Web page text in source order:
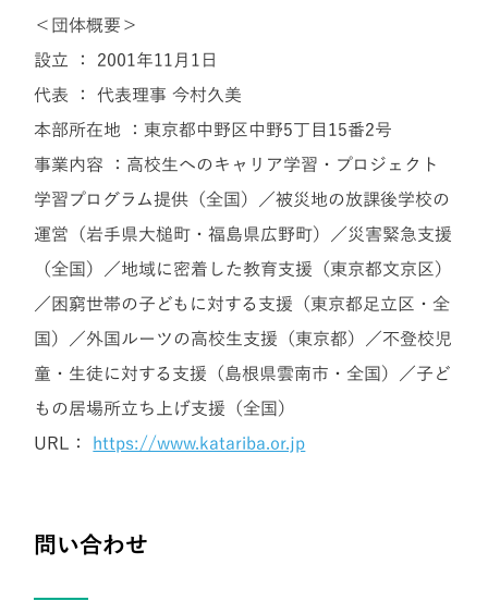
＜団体概要＞
設立 ： 2001年11月1日
代表 ： 代表理事 今村久美
本部所在地 ：東京都中野区中野5丁目15番2号
事業内容 ：高校生へのキャリア学習・プロジェクト
学習プログラム提供（全国）／被災地の放課後学校の
運営（岩手県大槌町・福島県広野町）／災害緊急支援
（全国）／地域に密着した教育支援（東京都文京区）
／困窮世帯の子どもに対する支援（東京都足立区・全
国）／外国ルーツの高校生支援（東京都）／不登校児
童・生徒に対する支援（島根県雲南市・全国）／子ど
もの居場所立ち上げ支援（全国）
URL：
https://www.katariba.or.jp
問い合わせ